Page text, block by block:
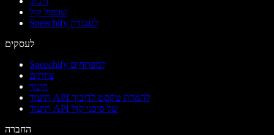
שכפול קול
Speechify לעבודה
לעסקים
Speechify למפתחים
צוותים
חינוך
תיעוד API להמרת טקסט לדיבור
תיעוד API של סוכני קול
החברה